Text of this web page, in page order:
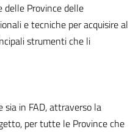
delle Province delle
e tecniche per acquisire al
strumenti che li
in FAD, attraverso la
per tutte le Province che